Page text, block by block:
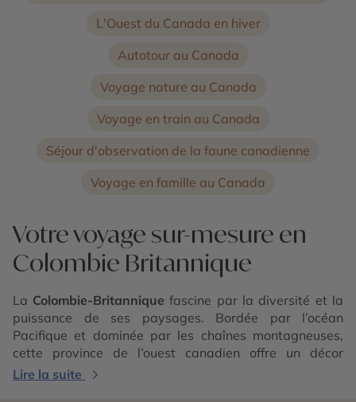
L'Ouest du Canada en hiver
Autotour au Canada
Voyage nature au Canada
Voyage en train au Canada
Séjour d'observation de la faune canadienne
Voyage en famille au Canada
Votre voyage sur-mesure en
Colombie Britannique
La Colombie-Britannique fascine par la diversité et la
puissance de ses paysages. Bordée par l’océan
Pacifique et dominée par les chaînes montagneuses,
cette province de l’ouest canadien offre un décor
spectaculaire où forêts pluviales, fjords, plages
Lire la suite